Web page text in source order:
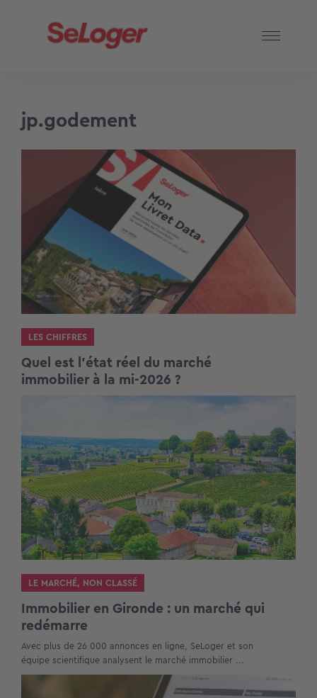
jp.godement
LES CHIFFRES
Quel est l’état réel du marché
immobilier à la mi-2026 ?
LE MARCHÉ, NON CLASSÉ
Immobilier en Gironde : un marché qui
redémarre
Avec plus de 26 000 annonces en ligne, SeLoger et son
équipe scientifique analysent le marché immobilier ...